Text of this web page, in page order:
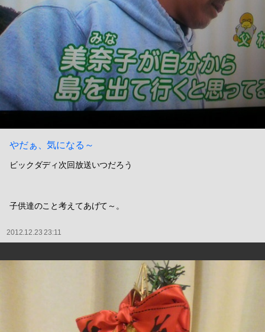
やだぁ、気になる～
ビックダディ次回放送いつだろう
子供達のこと考えてあげて～。
2012.12.23 23:11